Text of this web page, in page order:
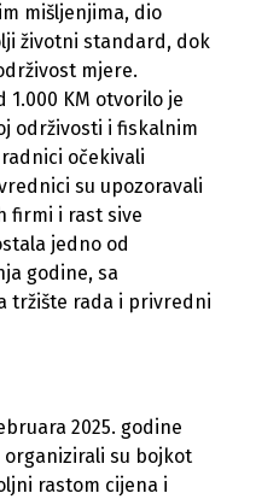
mišljenjima, dio
životni standard, dok
mjere.
1.000 KM otvorilo je
održivosti i fiskalnim
očekivali
su upozoravali
firmi i rast sive
jedno od
godine, sa
tržište rada i privredni
2025. godine
organizirali su bojkot
rastom cijena i